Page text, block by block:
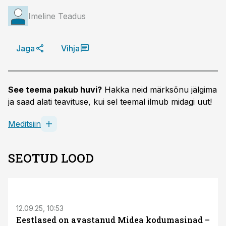
Imeline Teadus
Jaga Vihja
See teema pakub huvi? Hakka neid märksõnu jälgima
ja saad alati teavituse, kui sel teemal ilmub midagi uut!
Meditsiin
SEOTUD LOOD
12.09.25, 10:53
Eestlased on avastanud Midea kodumasinad –